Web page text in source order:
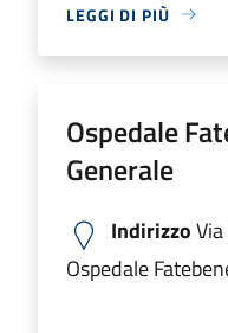
LEGGI DI PIÙ
Ospedale
Generale
Indirizzo
Ospedale